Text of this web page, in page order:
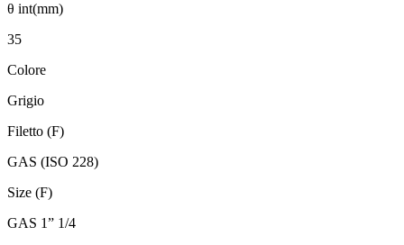
θ int(mm)
35
Colore
Grigio
Filetto (F)
GAS (ISO 228)
Size (F)
GAS 1” 1/4